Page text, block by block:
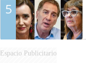
5
Espacio Publicitario